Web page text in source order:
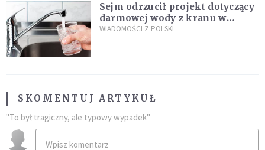
Sejm odrzucił projekt dotyczący
darmowej wody z kranu w
restauracjach
WIADOMOŚCI Z POLSKI
SKOMENTUJ ARTYKUŁ
"To był tragiczny, ale typowy wypadek"